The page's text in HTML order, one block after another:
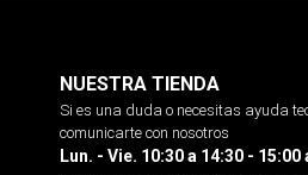
NUESTRA TIENDA
Si es una duda o necesitas ayuda
comunicarte con nosotros
Lun. - Vie. 10:30 a 14:30 - 15:00